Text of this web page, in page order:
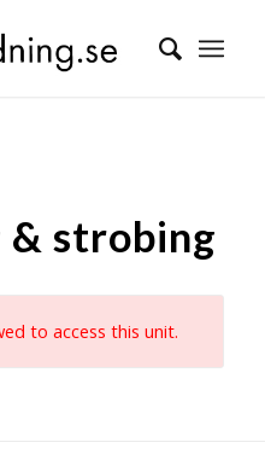
strobing
to access this unit.